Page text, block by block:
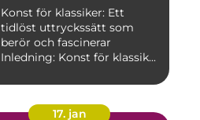
Konst för klassiker: Ett
tidlöst uttryckssätt som
berör och fascinerar
Inledning: Konst för klassik...
17. jan